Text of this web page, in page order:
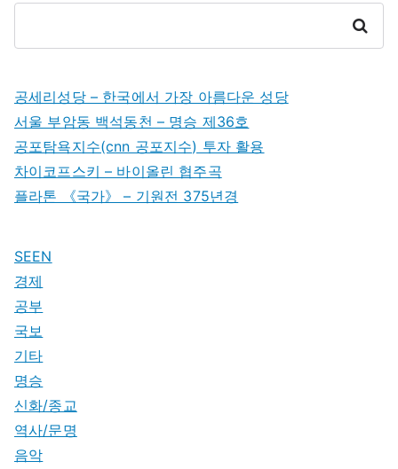
Search
공세리성당 – 한국에서 가장 아름다운 성당
서울 부암동 백석동천 – 명승 제36호
공포탐욕지수(cnn 공포지수) 투자 활용
차이코프스키 – 바이올린 협주곡
플라톤 《국가》 – 기원전 375년경
SEEN
경제
공부
국보
기타
명승
신화/종교
역사/문명
음악